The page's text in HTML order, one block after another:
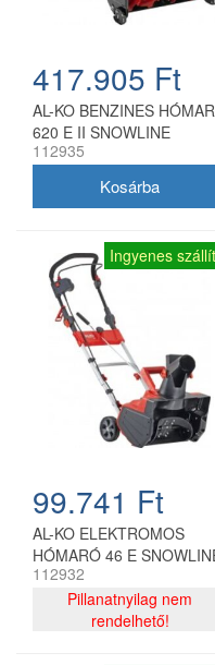
417.905 Ft
AL-KO BENZINES
620 E II SNOWLINE
112935
Ingyenes
99.741 Ft
AL-KO ELEKTROMOS
HÓMARÓ 46 E
112932
Pillanatnyilag nem
rendelhető!